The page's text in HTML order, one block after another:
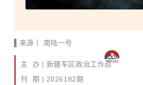
来源 南陆一号
主
办 | 新疆军区政治工作部
刊
期 | 2026182期